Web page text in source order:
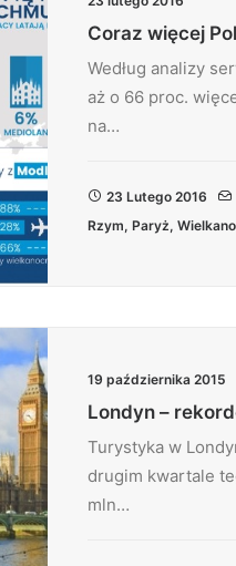
Coraz więcej
Według analizy
aż o 66 proc.
na…
23 Lutego 2016
Rzym, Paryż,
19 października 2015
Londyn –
Turystyka w
drugim kwartale
mln…